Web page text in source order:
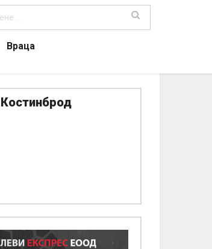
Враца
Костинброд